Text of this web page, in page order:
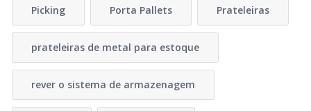
Picking Porta Pallets Prateleiras
prateleiras de metal para estoque
rever o sistema de armazenagem